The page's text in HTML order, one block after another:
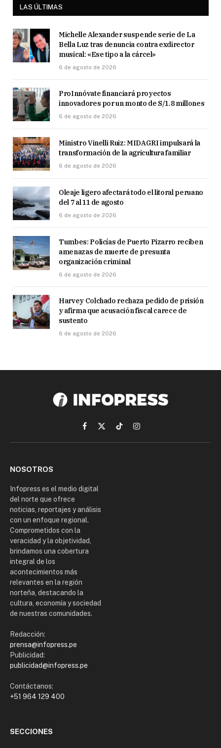
LAS ÚLTIMAS
Michelle Alexander suspende serie de La
Bella Luz tras denuncia contra exdirector
musical: «Ese tipo a la cárcel»
6 de agosto de 2026
ProInnóvate financiará proyectos
innovadores por un monto de S/1.8 millones
6 de agosto de 2026
Ministro Vinelli Ruiz: MIDAGRI impulsará la
transformación de la agricultura familiar
6 de agosto de 2026
Oleaje ligero afectará todo el litoral peruano
del 7 al 11 de agosto
6 de agosto de 2026
Tumbes: Policías de Puerto Pizarro reciben
amenazas de muerte de presunta
organización criminal
6 de agosto de 2026
Harvey Colchado rechaza pedido de prisión
y afirma que acusación fiscal carece de
sustento
6 de agosto de 2026
Facebook
X
(Twitter)
TikTokInstagram
NOSOTROS
Infopress es el medio digital
del norte que ofrece
noticias, reportajes y análisis
con un enfoque regional.
Comprometidos con la
veracidad y la objetividad,
brindamos una cobertura
integral de los
acontecimientos más
relevantes en la región
norteña, destacando la
cultura, economía y sociedad
de nuestras comunidades.
Redacción:
prensa@infopress.pe
Publicidad:
publicidad@infopress.pe
Contáctanos:
+51 964 129 400
SECCIONES